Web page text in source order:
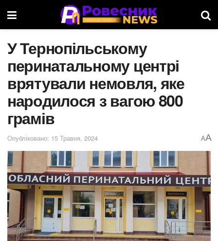
У Тернопільському
перинатальному центрі
врятували немовля, яке
народилося з вагою 800
грамів
Опубліковано: 15 Травня, 2024 AA